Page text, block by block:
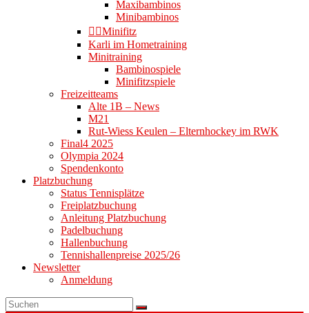
Maxibambinos
Minibambinos
👉🏻Minifitz
Karli im Hometraining
Minitraining
Bambinospiele
Minifitzspiele
Freizeitteams
Alte 1B – News
M21
Rut-Wiess Keulen – Elternhockey im RWK
Final4 2025
Olympia 2024
Spendenkonto
Platzbuchung
Status Tennisplätze
Freiplatzbuchung
Anleitung Platzbuchung
Padelbuchung
Hallenbuchung
Tennishallenpreise 2025/26
Newsletter
Anmeldung